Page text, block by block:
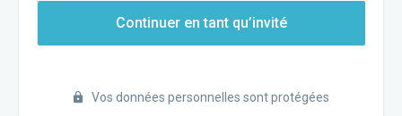
Continuer en tant qu’invité
Vos données personnelles sont protégées